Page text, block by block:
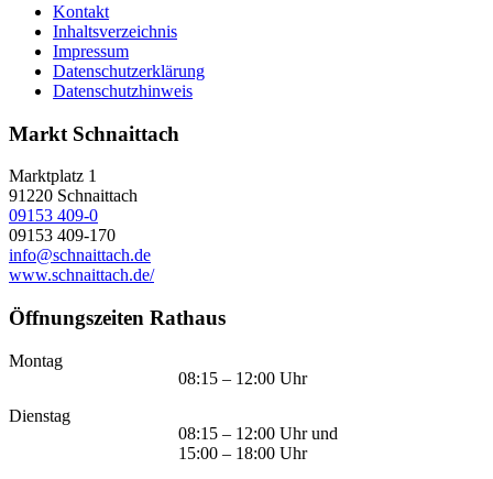
Kontakt
Inhaltsverzeichnis
Impressum
Datenschutzerklärung
Datenschutzhinweis
Markt Schnaittach
Marktplatz 1
91220 Schnaittach
09153 409-0
09153 409-170
info@schnaittach.de
www.schnaittach.de/
Öffnungszeiten Rathaus
Montag
08:15 – 12:00 Uhr
Dienstag
08:15 – 12:00 Uhr und
15:00 – 18:00 Uhr